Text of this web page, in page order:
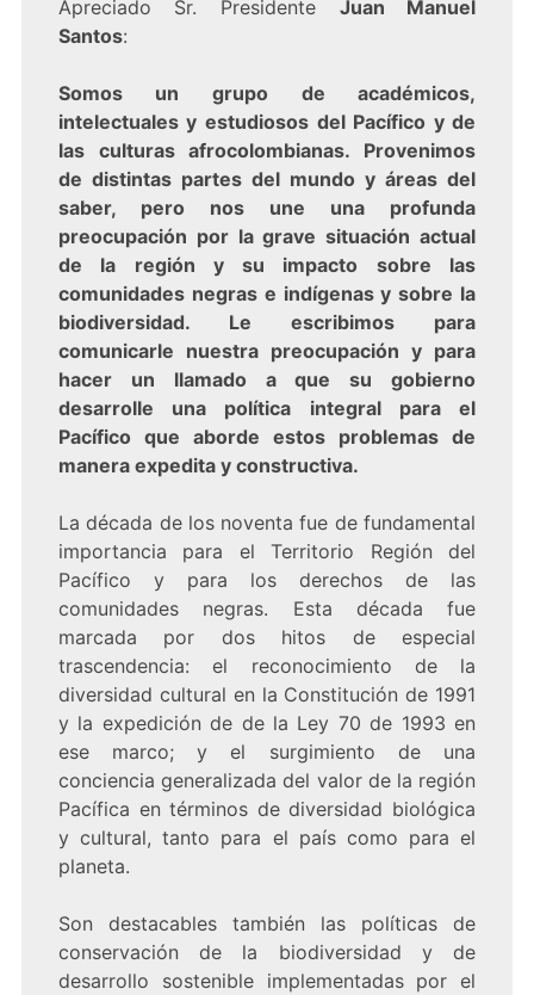
Apreciado Sr. Presidente Juan Manuel
Santos:
Somos un grupo de académicos,
intelectuales y estudiosos del Pacífico y de
las culturas afrocolombianas. Provenimos
de distintas partes del mundo y áreas del
saber, pero nos une una profunda
preocupación por la grave situación actual
de la región y su impacto sobre las
comunidades negras e indígenas y sobre la
biodiversidad. Le escribimos para
comunicarle nuestra preocupación y para
hacer un llamado a que su gobierno
desarrolle una política integral para el
Pacífico que aborde estos problemas de
manera expedita y constructiva.
La década de los noventa fue de fundamental
importancia para el Territorio Región del
Pacífico y para los derechos de las
comunidades negras. Esta década fue
marcada por dos hitos de especial
trascendencia: el reconocimiento de la
diversidad cultural en la Constitución de 1991
y la expedición de de la Ley 70 de 1993 en
ese marco; y el surgimiento de una
conciencia generalizada del valor de la región
Pacífica en términos de diversidad biológica
y cultural, tanto para el país como para el
planeta.
Son destacables también las políticas de
conservación de la biodiversidad y de
desarrollo sostenible implementadas por el